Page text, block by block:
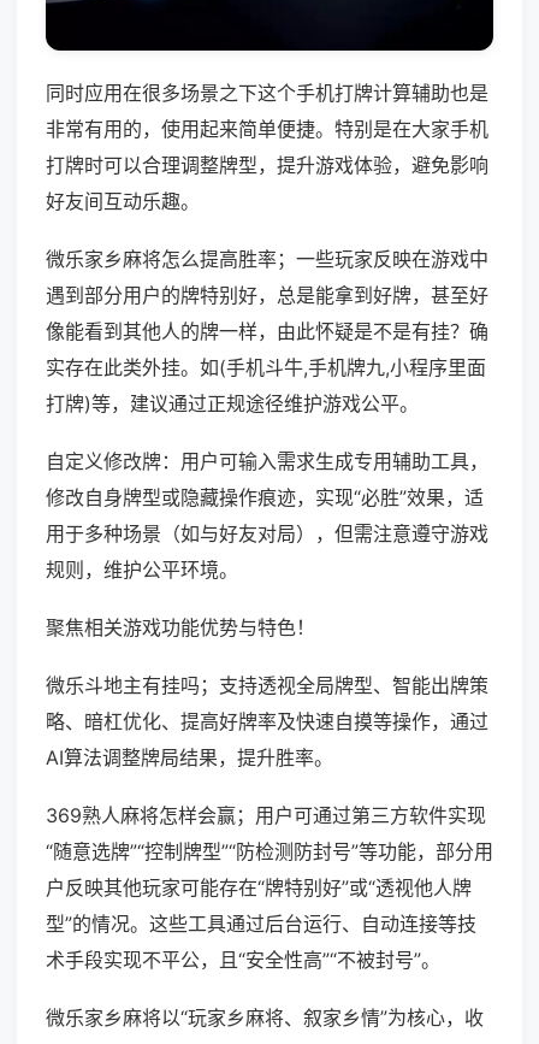
同时应用在很多场景之下这个手机打牌计算辅助也是
非常有用的，使用起来简单便捷。特别是在大家手机
打牌时可以合理调整牌型，提升游戏体验，避免影响
好友间互动乐趣。
微乐家乡麻将怎么提高胜率；一些玩家反映在游戏中
遇到部分用户的牌特别好，总是能拿到好牌，甚至好
像能看到其他人的牌一样，由此怀疑是不是有挂？确
实存在此类外挂。如(手机斗牛,手机牌九,小程序里面
打牌)等，建议通过正规途径维护游戏公平。
自定义修改牌：用户可输入需求生成专用辅助工具，
修改自身牌型或隐藏操作痕迹，实现“必胜”效果，适
用于多种场景（如与好友对局），但需注意遵守游戏
规则，维护公平环境。
聚焦相关游戏功能优势与特色！
微乐斗地主有挂吗；支持透视全局牌型、智能出牌策
略、暗杠优化、提高好牌率及快速自摸等操作，通过
AI算法调整牌局结果，提升胜率。
369熟人麻将怎样会赢；用户可通过第三方软件实现
“随意选牌”“控制牌型”“防检测防封号”等功能，部分用
户反映其他玩家可能存在“牌特别好”或“透视他人牌
型”的情况。这些工具通过后台运行、自动连接等技
术手段实现不平公，且“安全性高”“不被封号”。
微乐家乡麻将以“玩家乡麻将、叙家乡情”为核心，收